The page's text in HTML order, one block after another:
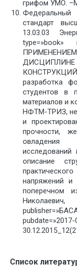
грифом УМО.
Федеральный
стандарт
13.03.03
разработка
студентов в
материалов и
НФТМ-ТРИЗ,
и
прочности,
овладения
описание
напряжений
поперечном
Список